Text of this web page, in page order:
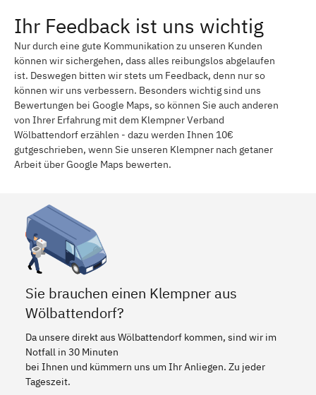
Ihr Feedback ist uns wichtig
Nur durch eine gute Kommunikation zu unseren Kunden
können wir sichergehen, dass alles reibungslos abgelaufen
ist. Deswegen bitten wir stets um Feedback, denn nur so
können wir uns verbessern. Besonders wichtig sind uns
Bewertungen bei Google Maps, so können Sie auch anderen
von Ihrer Erfahrung mit dem Klempner Verband
Wölbattendorf erzählen - dazu werden Ihnen 10€
gutgeschrieben, wenn Sie unseren Klempner nach getaner
Arbeit über Google Maps bewerten.
Sie brauchen einen Klempner aus
Wölbattendorf?
Da unsere direkt aus Wölbattendorf kommen, sind wir im
Notfall in 30 Minuten
bei Ihnen und kümmern uns um Ihr Anliegen. Zu jeder
Tageszeit.